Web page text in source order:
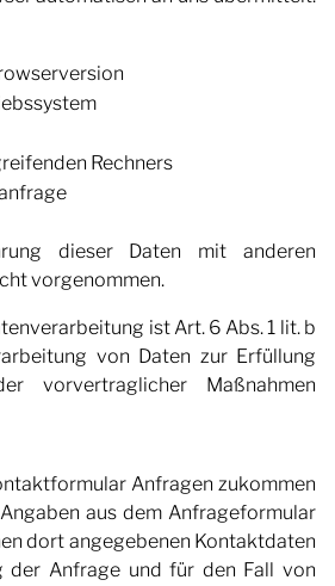
Rechners
dieser Daten mit anderen
vorgenommen.
ist Art. 6 Abs. 1 lit. b
von Daten zur Erfüllung
vorvertraglicher Maßnahmen
Anfragen zukommen
aus dem Anfrageformular
dort angegebenen Kontaktdaten
der Anfrage und für den Fall von